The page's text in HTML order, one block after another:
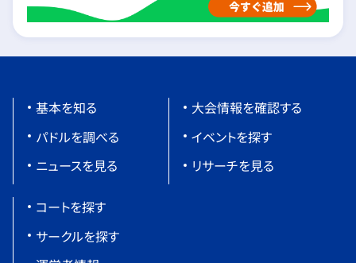
基本を知る
パドルを調べる
ニュースを見る
大会情報を確認する
イベントを探す
リサーチを見る
コートを探す
サークルを探す